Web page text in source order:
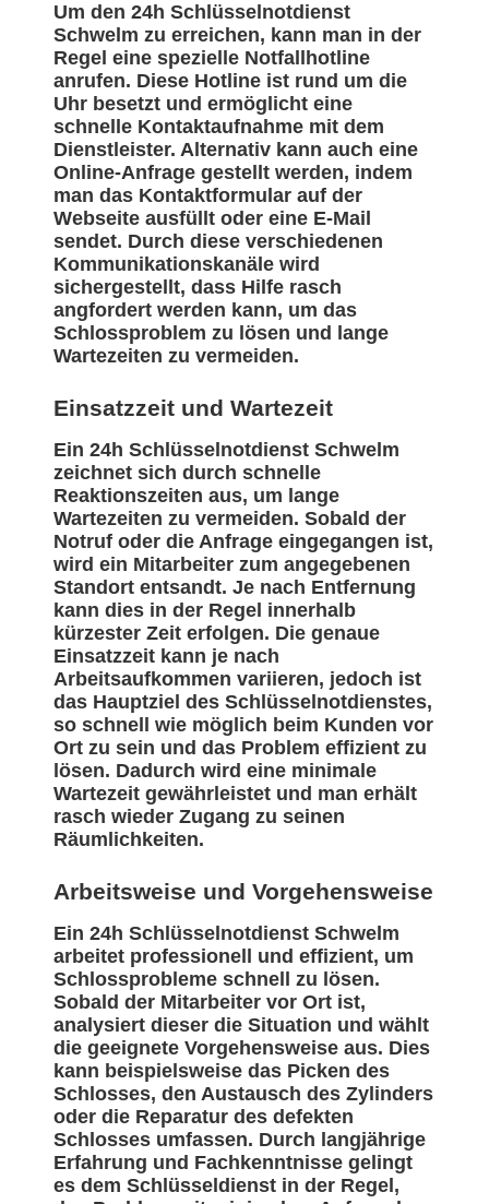
Um den 24h Schlüsselnotdienst
Schwelm zu erreichen, kann man in der
Regel eine spezielle Notfallhotline
anrufen. Diese Hotline ist rund um die
Uhr besetzt und ermöglicht eine
schnelle Kontaktaufnahme mit dem
Dienstleister. Alternativ kann auch eine
Online-Anfrage gestellt werden, indem
man das Kontaktformular auf der
Webseite ausfüllt oder eine E-Mail
sendet. Durch diese verschiedenen
Kommunikationskanäle wird
sichergestellt, dass Hilfe rasch
angfordert werden kann, um das
Schlossproblem zu lösen und lange
Wartezeiten zu vermeiden.
Einsatzzeit und Wartezeit
Ein 24h Schlüsselnotdienst Schwelm
zeichnet sich durch schnelle
Reaktionszeiten aus, um lange
Wartezeiten zu vermeiden. Sobald der
Notruf oder die Anfrage eingegangen ist,
wird ein Mitarbeiter zum angegebenen
Standort entsandt. Je nach Entfernung
kann dies in der Regel innerhalb
kürzester Zeit erfolgen. Die genaue
Einsatzzeit kann je nach
Arbeitsaufkommen variieren, jedoch ist
das Hauptziel des Schlüsselnotdienstes,
so schnell wie möglich beim Kunden vor
Ort zu sein und das Problem effizient zu
lösen. Dadurch wird eine minimale
Wartezeit gewährleistet und man erhält
rasch wieder Zugang zu seinen
Räumlichkeiten.
Arbeitsweise und Vorgehensweise
Ein 24h Schlüsselnotdienst Schwelm
arbeitet professionell und effizient, um
Schlossprobleme schnell zu lösen.
Sobald der Mitarbeiter vor Ort ist,
analysiert dieser die Situation und wählt
die geeignete Vorgehensweise aus. Dies
kann beispielsweise das Picken des
Schlosses, den Austausch des Zylinders
oder die Reparatur des defekten
Schlosses umfassen. Durch langjährige
Erfahrung und Fachkenntnisse gelingt
es dem Schlüsseldienst in der Regel,